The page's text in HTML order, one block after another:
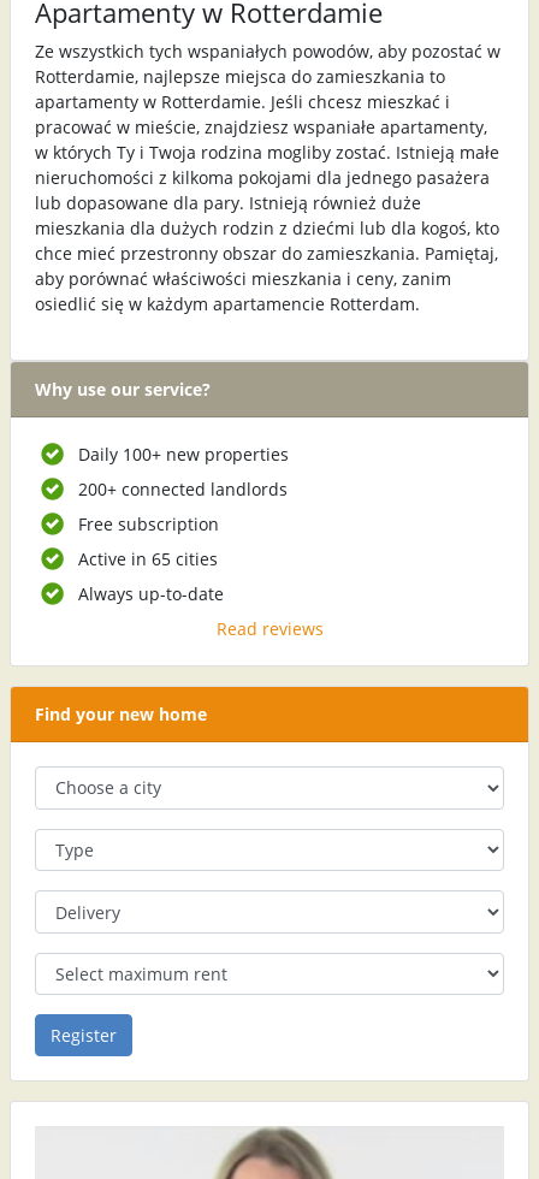
Apartamenty w Rotterdamie
Ze wszystkich tych wspaniałych powodów, aby pozostać w
Rotterdamie, najlepsze miejsca do zamieszkania to
apartamenty w Rotterdamie. Jeśli chcesz mieszkać i
pracować w mieście, znajdziesz wspaniałe apartamenty,
w których Ty i Twoja rodzina mogliby zostać. Istnieją małe
nieruchomości z kilkoma pokojami dla jednego pasażera
lub dopasowane dla pary. Istnieją również duże
mieszkania dla dużych rodzin z dziećmi lub dla kogoś, kto
chce mieć przestronny obszar do zamieszkania. Pamiętaj,
aby porównać właściwości mieszkania i ceny, zanim
osiedlić się w każdym apartamencie Rotterdam.
Why use our service?
Daily 100+ new properties
200+ connected landlords
Free subscription
Active in 65 cities
Always up-to-date
Read reviews
Find your new home